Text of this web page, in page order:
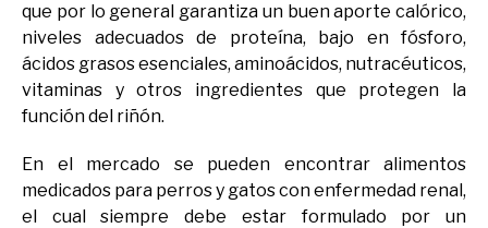
que por lo general garantiza un buen aporte calórico,
niveles adecuados de proteína, bajo en fósforo,
ácidos grasos esenciales, aminoácidos, nutracéuticos,
vitaminas y otros ingredientes que protegen la
función del riñón.
En el mercado se pueden encontrar alimentos
medicados para perros y gatos con enfermedad renal,
el cual siempre debe estar formulado por un